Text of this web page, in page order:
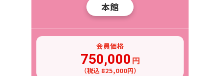
本館
会員価格
750,000 円
（税込 825,000円）